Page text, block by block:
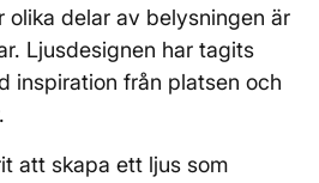
olika delar av belysningen är
Ljusdesignen har tagits
inspiration från platsen och
att skapa ett ljus som